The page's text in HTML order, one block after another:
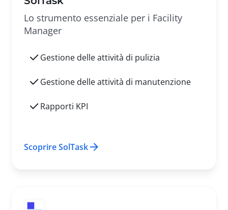
Lo strumento essenziale per i Facility
Manager
Gestione delle attività di pulizia
Gestione delle attività di manutenzione
Rapporti KPI
Scoprire SolTask